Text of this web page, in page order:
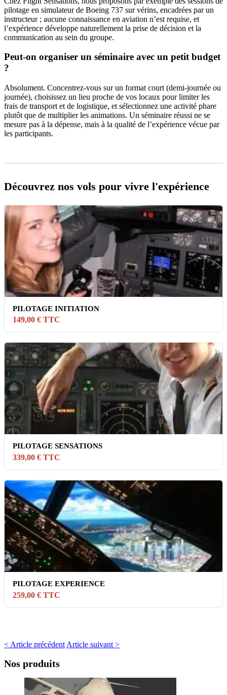
pilotage en simulateur de Boeing 737 sur vérins, encadrées par un
instructeur ; aucune connaissance en aviation n’est requise, et
l’expérience développe naturellement la prise de décision et la
communication au sein du groupe.
Peut-on organiser un séminaire avec un petit budget
?
Absolument. Concentrez-vous sur un format court (demi-journée ou
journée), choisissez un lieu proche de vos locaux pour limiter les
frais de transport et de logistique, et sélectionnez une activité phare
plutôt que de multiplier les animations. Un séminaire réussi ne se
mesure pas à la dépense, mais à la qualité de l’expérience vécue par
les participants.
Découvrez nos vols pour vivre l'expérience
PILOTAGE INITIATION
149,00 € TTC
PILOTAGE SENSATIONS
339,00 € TTC
PILOTAGE EXPERIENCE
259,00 € TTC
< Article précédent Article suivant >
Nos produits